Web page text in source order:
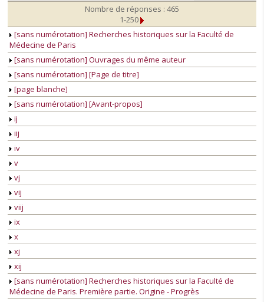
Nombre de réponses : 465
1-250
[sans numérotation] Recherches historiques sur la Faculté de
Médecine de Paris
[sans numérotation] Ouvrages du même auteur
[sans numérotation] [Page de titre]
[page blanche]
[sans numérotation] [Avant-propos]
ij
iij
iv
v
vj
vij
viij
ix
x
xj
xij
[sans numérotation] Recherches historiques sur la Faculté de
Médecine de Paris. Première partie. Origine - Progrès